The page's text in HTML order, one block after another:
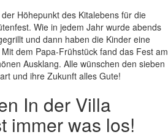
Höhepunkt des Kitalebens für die
Wie in jedem Jahr wurde abends
und dann haben die Kinder eine
dem Papa-Frühstück fand das Fest am
Ausklang. Alle wünschen den sieben
und ihre Zukunft alles Gute!
In der Villa
immer was los!